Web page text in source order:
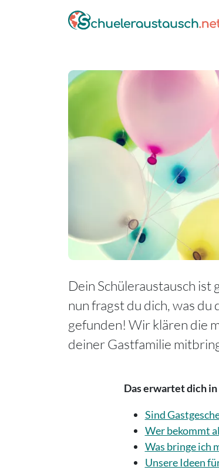
Dein Schüleraustausch ist
nun fragst du dich, was
gefunden! Wir klären die
deiner Gastfamilie
Das erwartet dich
Sind
Wer bekommt
Was bringe ich
Unsere Ideen